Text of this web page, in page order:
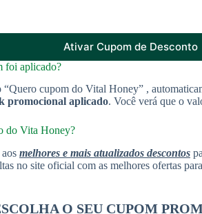
Ativar Cupom de Desconto
foi aplicado?
cupom do Vital Honey” ,
promocional aplicado. Você verá que o
do Vita Honey?
melhores e mais atualizados descontos
no site oficial com as melhores ofertas
O SEU CUPOM